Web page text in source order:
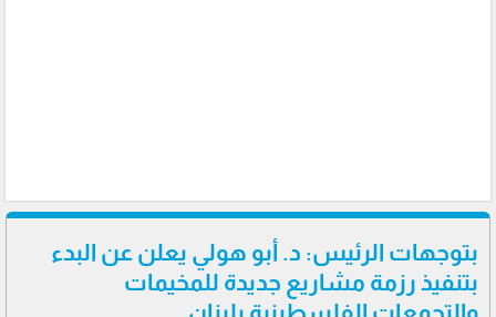
بتوجهات الرئيس: د. أبو هولي يعلن عن البدء
بتنفيذ رزمة مشاريع جديدة للمخيمات